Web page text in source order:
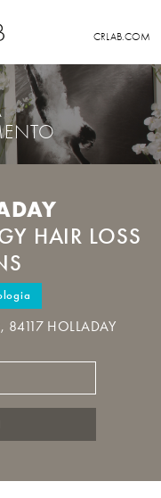
CRLAB.COM
HAIR LOSS
84117 HOLLADAY